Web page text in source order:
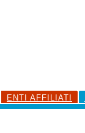
ENTI AFFILIATI